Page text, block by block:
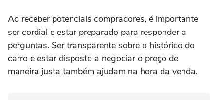
Ao receber potenciais compradores, é importante
ser cordial e estar preparado para responder a
perguntas. Ser transparente sobre o histórico do
carro e estar disposto a negociar o preço de
maneira justa também ajudam na hora da venda.